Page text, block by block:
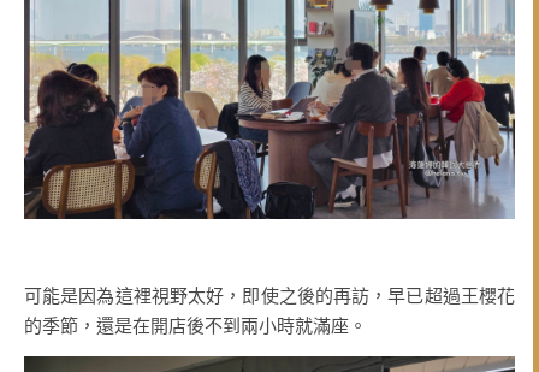
可能是因為這裡視野太好，即使之後的再訪，早已超過王櫻花
的季節，還是在開店後不到兩小時就滿座。